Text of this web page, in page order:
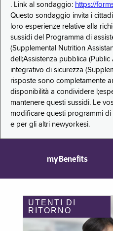
. Link al sondaggio: https://
Questo sondaggio invita i
loro esperienze relative alla
sussidi del Programma di
(Supplemental Nutrition
dell;Assistenza pubblica (Public
integrativo di sicurezza
risposte sono completamente
disponibilità a condividere
mantenere questi sussidi. Le
modificare questi programmi
e per gli altri newyorkesi.
myBenefits
UTENTI DI
RITORNO